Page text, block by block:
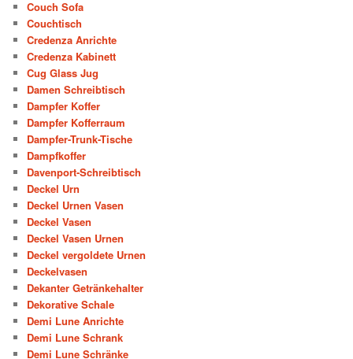
Couch Sofa
Couchtisch
Credenza Anrichte
Credenza Kabinett
Cug Glass Jug
Damen Schreibtisch
Dampfer Koffer
Dampfer Kofferraum
Dampfer-Trunk-Tische
Dampfkoffer
Davenport-Schreibtisch
Deckel Urn
Deckel Urnen Vasen
Deckel Vasen
Deckel Vasen Urnen
Deckel vergoldete Urnen
Deckelvasen
Dekanter Getränkehalter
Dekorative Schale
Demi Lune Anrichte
Demi Lune Schrank
Demi Lune Schränke